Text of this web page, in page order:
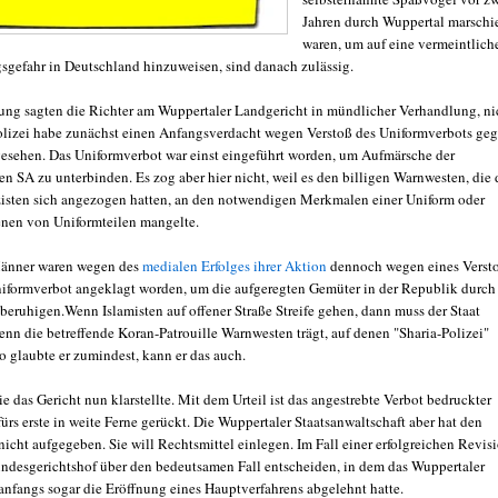
Jahren durch Wuppertal
waren, um auf eine
in Deutschland hinzuweisen, sind danach zulässig.
sagten die Richter am Wuppertaler Landgericht in mündlicher Verhandlung,
habe zunächst einen Anfangsverdacht wegen Verstoß des Uniformverbots
Das Uniformverbot war einst eingeführt worden, um Aufmärsche der
SA zu unterbinden. Es zog aber hier nicht, weil es den billigen Warnwesten, die
sich angezogen hatten, an den notwendigen Merkmalen einer Uniform oder
von Uniformteilen mangelte.
waren wegen desmedialen Erfolges ihrer Aktion dennoch wegen eines
angeklagt worden, um die aufgeregten Gemüter in der Republik
Islamisten auf offener Straße Streife gehen, dann muss der Staat
die betreffende Koran-Patrouille Warnwesten trägt, auf denen "Sharia-Polizei"
glaubte er zumindest, kann er das auch.
das Gericht nun klarstellte. Mit dem Urteil ist das angestrebte Verbot bedruckter
erste in weite Ferne gerückt. Die Wuppertaler Staatsanwaltschaft aber hat den
aufgegeben. Sie will Rechtsmittel einlegen. Im Fall einer erfolgreichen
über den bedeutsamen Fall entscheiden, in dem das Wuppertaler
sogar die Eröffnung eines Hauptverfahrens abgelehnt hatte.